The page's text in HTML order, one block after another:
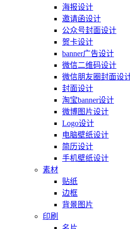
海报设计
邀请函设计
公众号封面设计
贺卡设计
banner广告设计
微信二维码设计
微信朋友圈封面设
封面设计
淘宝banner设计
微博图片设计
Logo设计
电脑壁纸设计
简历设计
手机壁纸设计
素材
贴纸
边框
背景图片
印刷